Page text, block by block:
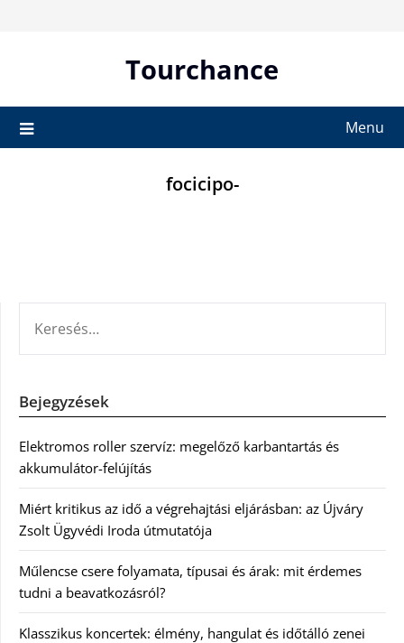
Tourchance
Menu
focicipo-
Bejegyzések
Elektromos roller szervíz: megelőző karbantartás és
akkumulátor-felújítás
Miért kritikus az idő a végrehajtási eljárásban: az Újváry
Zsolt Ügyvédi Iroda útmutatója
Műlencse csere folyamata, típusai és árak: mit érdemes
tudni a beavatkozásról?
Klasszikus koncertek: élmény, hangulat és időtálló zenei